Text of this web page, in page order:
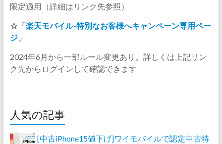
限定適用（詳細はリンク先参照）
☆「楽天モバイル-特別なお客様へキャンペーン専用ペー
ジ」
2024年6月から一部ルール変更あり。詳しくは上記リン
ク先からログインして確認できます
人気の記事
[中古iPhone15値下げ]ワイモバイルで認定中古特